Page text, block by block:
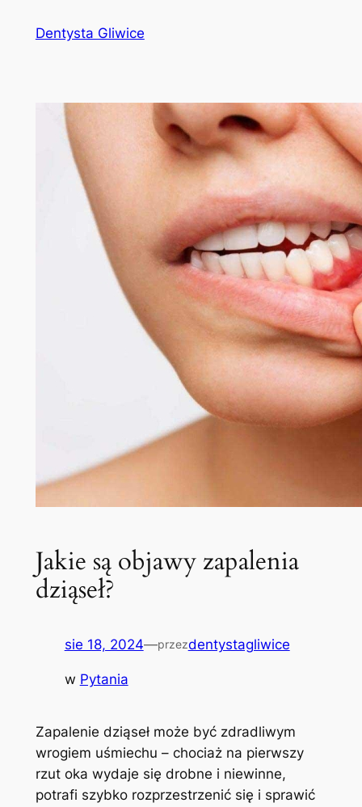
Dentysta Gliwice
Jakie są objawy zapalenia
dziąseł?
sie 18, 2024—przezdentystagliwice
w Pytania
Zapalenie ‌dziąseł może ⁢być ‍zdradliwym
wrogiem ‍uśmiechu – chociaż‌ na pierwszy
rzut⁢ oka wydaje⁤ się​ drobne i niewinne,
potrafi szybko⁣ rozprzestrzenić się i sprawić⁤